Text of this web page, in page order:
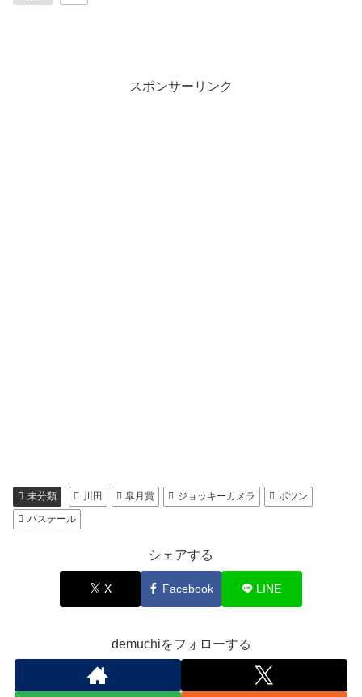
スポンサーリンク
未分類 川田 皐月賞 ジョッキーカメラ
ポツン
バステール
シェアする
X Facebook LINE
demuchiをフォローする